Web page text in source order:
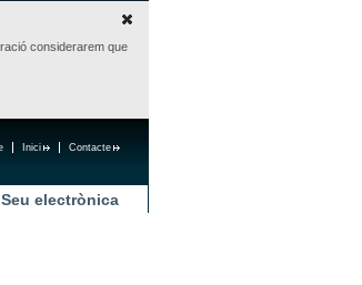
considerarem que
Contacte
Inici
Seu electrònica